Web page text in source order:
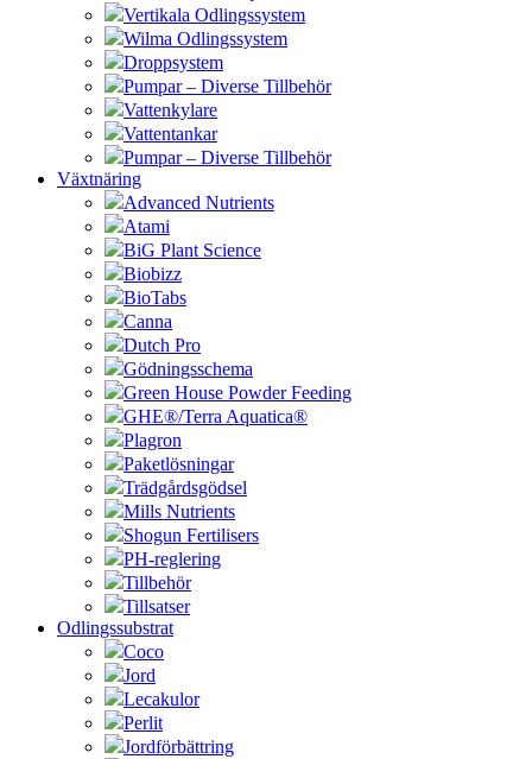
Vertikala Odlingssystem
Wilma Odlingssystem
Droppsystem
Pumpar – Diverse Tillbehör
Vattenkylare
Vattentankar
Pumpar – Diverse Tillbehör
Växtnäring
Advanced Nutrients
Atami
BiG Plant Science
Biobizz
BioTabs
Canna
Dutch Pro
Gödningsschema
Green House Powder Feeding
GHE®/Terra Aquatica®
Plagron
Paketlösningar
Trädgårdsgödsel
Mills Nutrients
Shogun Fertilisers
PH-reglering
Tillbehör
Tillsatser
Odlingssubstrat
Coco
Jord
Lecakulor
Perlit
Jordförbättring